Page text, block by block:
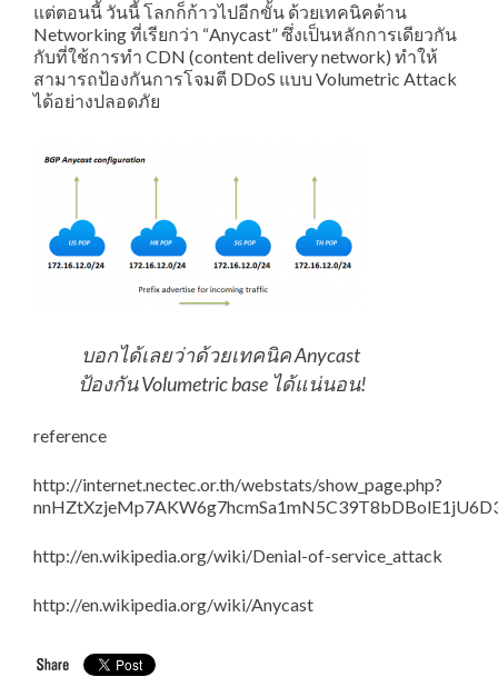
แต่ตอนนี้ วันนี้ โลกก็ก้าวไปอีกขั้น ด้วยเทคนิคด้าน
Networking ที่เรียกว่า “Anycast” ซึ่งเป็นหลักการเดียวกัน
กับที่ใช้การทำ CDN (content delivery network) ทำให้
สามารถป้องกันการโจมตี DDoS แบบ Volumetric Attack
ได้อย่างปลอดภัย
บอกได้เลยว่าด้วยเทคนิค Anycast
ป้องกัน Volumetric base ได้แน่นอน!
reference
http://internet.nectec.or.th/webstats/show_page.php?
http://en.wikipedia.org/wiki/Denial-of-service_attack
http://en.wikipedia.org/wiki/Anycast